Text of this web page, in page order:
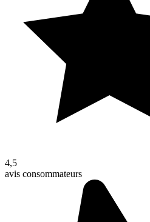
4,5
avis consommateurs